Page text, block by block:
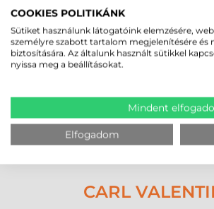
nagy kapacitású
befűzése során
A precíz pozicionálásért
esetben pontosan a
Amennyiben tartós
típusokét, csökkentve az
festékszalagnak legalább
CARL
COOKIES POLITIKÁNK
Sütiket használunk látogatóink elemzésére,
személyre szabott tartalom megjelenítésére és
biztosítására. Az általunk használt sütikkel
nyissa meg a beállításokat.
Mindent
Elfogadom